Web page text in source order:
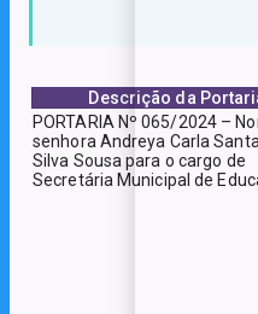
Descrição da
PORTARIA Nº 065/2024 –
senhora Andreya Carla
Silva Sousa para o cargo de
Secretária Municipal de